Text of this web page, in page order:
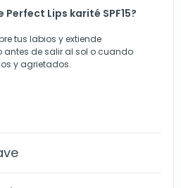
Perfect Lips karité SPF15?
tus labios y extiende
antes de salir al sol o cuando
y agrietados.